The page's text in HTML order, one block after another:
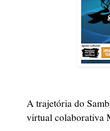
A trajetória do
virtual colaborativa